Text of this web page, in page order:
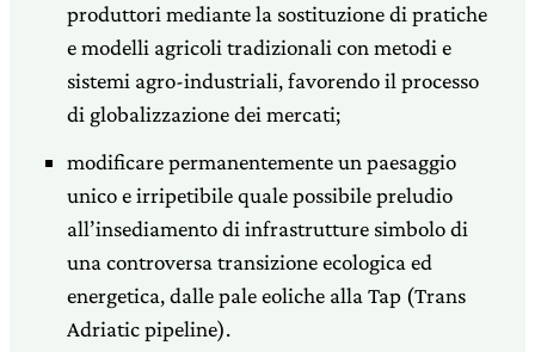
produttori mediante la sostituzione di pratiche
e modelli agricoli tradizionali con metodi e
sistemi agro-industriali, favorendo il processo
di globalizzazione dei mercati;
modificare permanentemente un paesaggio
unico e irripetibile quale possibile preludio
all’insediamento di infrastrutture simbolo di
una controversa transizione ecologica ed
energetica, dalle pale eoliche alla Tap (Trans
Adriatic pipeline).